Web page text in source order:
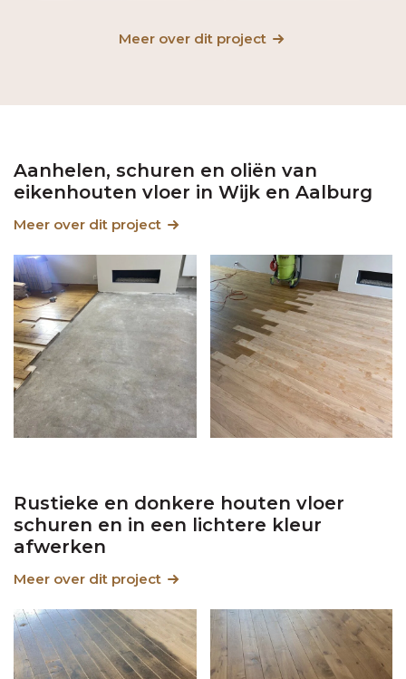
Meer over dit project
Aanhelen, schuren en oliën van
eikenhouten vloer in Wijk en Aalburg
Meer over dit project
Rustieke en donkere houten vloer
schuren en in een lichtere kleur
afwerken
Meer over dit project